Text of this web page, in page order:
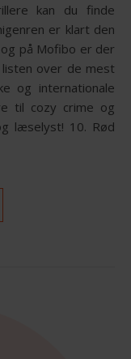
kan du finde
er klart den
på Mofibo er der
over de mest
og internationale
til cozy crime og
læselyst! 10. Rød